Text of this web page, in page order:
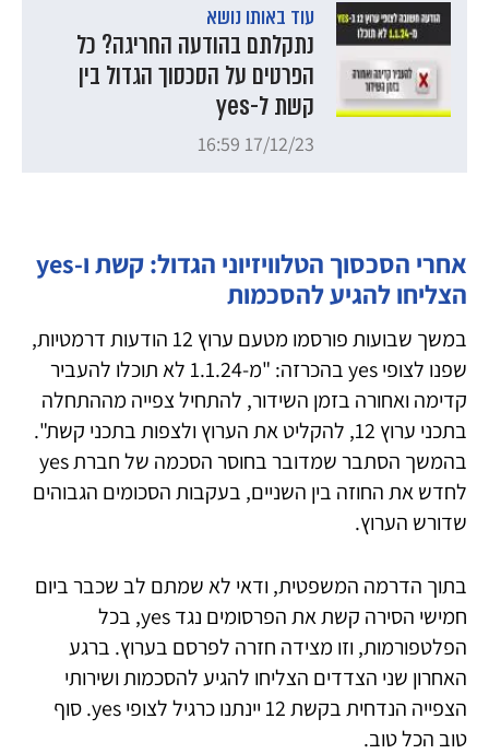
עוד באותו נושא
נתקלתם בהודעה החריגה? כל
הפרטים על הסכסוך הגדול בין
קשת ל-yes
17/12/23 16:59
אחרי הסכסוך הטלוויזיוני הגדול: קשת ו-yes
הצליחו להגיע להסכמות
במשך שבועות פורסמו מטעם ערוץ 12 הודעות דרמטיות,
שפנו לצופי yes בהכרזה: "מ-1.1.24 לא תוכלו להעביר
קדימה ואחורה בזמן השידור, להתחיל צפייה מההתחלה
בתכני ערוץ 12, להקליט את הערוץ ולצפות בתכני קשת".
בהמשך הסתבר שמדובר בחוסר הסכמה של חברת yes
לחדש את החוזה בין השניים, בעקבות הסכומים הגבוהים
שדורש הערוץ.
בתוך הדרמה המשפטית, ודאי לא שמתם לב שכבר ביום
חמישי הסירה קשת את הפרסומים נגד yes, בכל
הפלטפורמות, וזו מצידה חזרה לפרסם בערוץ. ברגע
האחרון שני הצדדים הצליחו להגיע להסכמות ושירותי
הצפייה הנדחית בקשת 12 יינתנו כרגיל לצופי yes. סוף
טוב הכל טוב.